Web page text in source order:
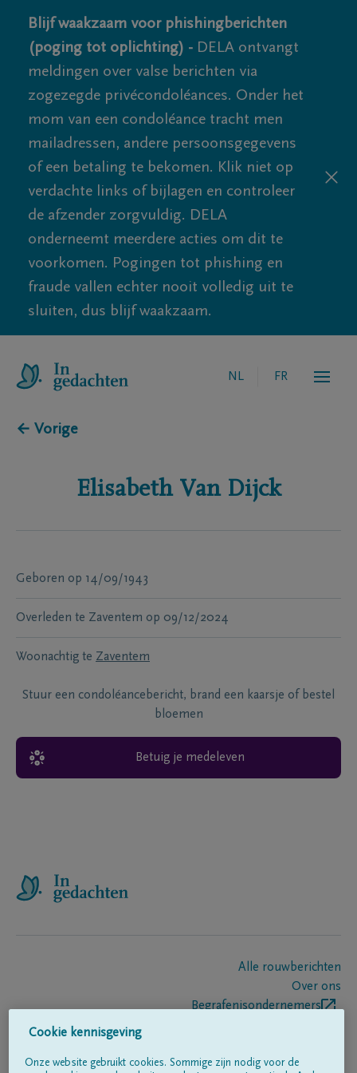
Blijf waakzaam voor phishingberichten
(poging tot oplichting) - DELA ontvangt
meldingen over valse berichten via
zogezegde privécondoléances. Onder het
mom van een condoléance tracht men
mailadressen, andere persoonsgegevens
of een betaling te bekomen. Klik niet op
verdachte links of bijlagen en controleer
de afzender zorgvuldig. DELA
onderneemt meerdere acties om dit te
voorkomen. Pogingen tot phishing en
fraude vallen echter nooit volledig uit te
sluiten, dus blijf waakzaam.
NL FR
← Vorige
Elisabeth Van Dijck
Geboren op 14/09/1943
Overleden te Zaventem op 09/12/2024
Woonachtig te Zaventem
Stuur een condoléancebericht, brand een kaarsje of bestel
bloemen
Betuig je medeleven
Alle rouwberichten
Over ons
Begrafenisondernemers
Cookie kennisgeving
Onze website gebruikt cookies. Sommige zijn nodig voor de